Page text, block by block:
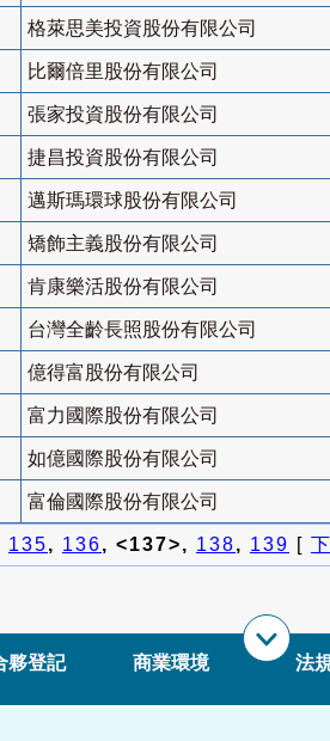
格萊思美投資股份有限公司
比爾倍里股份有限公司
張家投資股份有限公司
捷昌投資股份有限公司
邁斯瑪環球股份有限公司
矯飾主義股份有限公司
肯康樂活股份有限公司
台灣全齡長照股份有限公司
億得富股份有限公司
富力國際股份有限公司
如億國際股份有限公司
富倫國際股份有限公司
135, 136, <137>, 138, 139 [
夥登記 商業環境 法